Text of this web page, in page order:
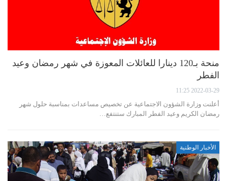
منحة بـ120 دينارا للعائلات المعوزة في شهر رمضان وعيد
الفطر
2022-03-29 11:25
أعلنت وزارة الشؤون الاجتماعية عن تخصيص مساعدات بمناسبة حلول شهر
رمضان الكريم وعيد الفطر المبارك ستنتفع…
الأخبار الوطنية